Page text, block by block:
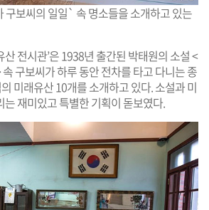
구보씨의 일일` 속 명소들을 소개하고 있는
산 전시관’은 1938년 출간된 박태원의 소설 <
구보씨가 하루 동안 전차를 타고 다니는 종
미래유산 10개를 소개하고 있다. 소설과 미
재미있고 특별한 기획이 돋보였다.